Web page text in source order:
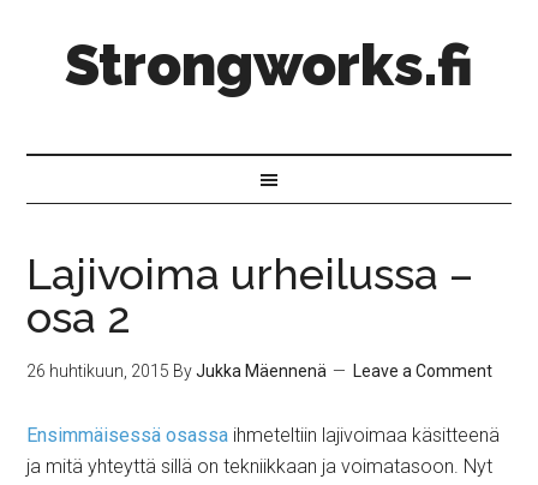
Strongworks.fi
Lajivoima urheilussa –
osa 2
26 huhtikuun, 2015 ByJukka Mäennenä Leave a Comment
Ensimmäisessä osassa ihmeteltiin lajivoimaa käsitteenä
ja mitä yhteyttä sillä on tekniikkaan ja voimatasoon. Nyt